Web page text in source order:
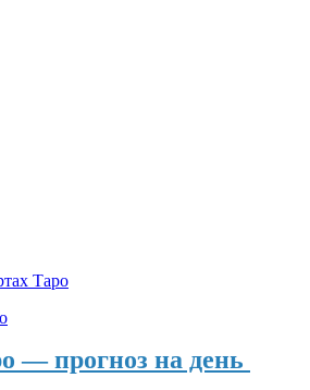
Таро
— прогноз на день